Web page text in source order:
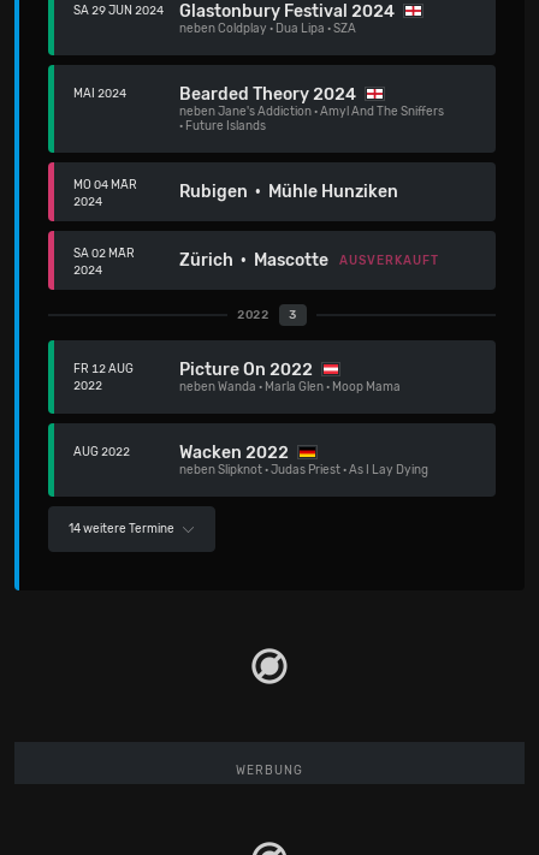
SA 29 JUN 2024 Glastonbury Festival 2024
nebenColdplay · Dua Lipa ·SZA
MAI 2024 Bearded Theory 2024
nebenJane's Addiction·Amyl And The Sniffers
· Future Islands
MO 04 MÄR
2024
Rubigen · Mühle Hunziken
SA 02 MÄR
2024
Zürich · Mascotte AUSVERKAUFT
2022 3
FR 12 AUG
2022
Picture On 2022
nebenWanda · Marla Glen· Moop Mama
AUG 2022 Wacken 2022
nebenSlipknot·Judas Priest·As I Lay Dying
14 weitere Termine
WERBUNG